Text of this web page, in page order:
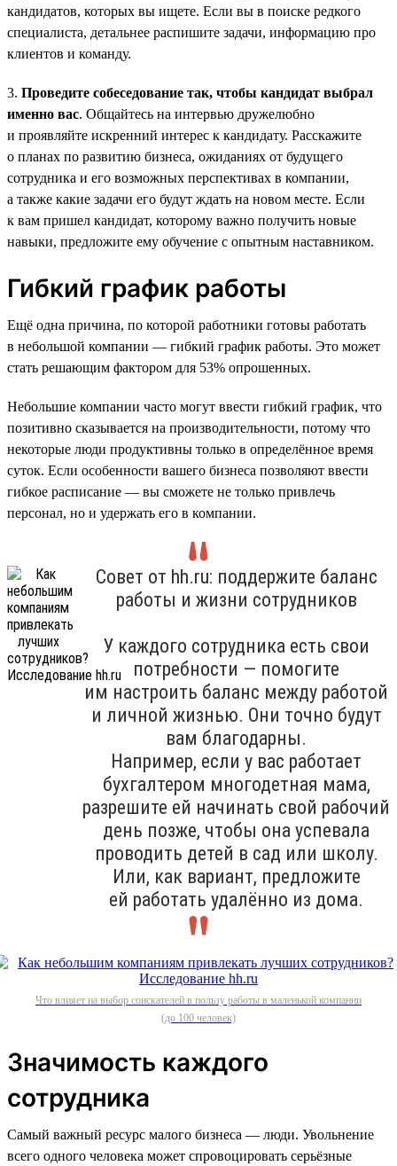
кандидатов, которых вы ищете. Если вы в поиске редкого
специалиста, детальнее распишите задачи, информацию про
клиентов и команду.
3. Проведите собеседование так, чтобы кандидат выбрал
именно вас. Общайтесь на интервью дружелюбно
и проявляйте искренний интерес к кандидату. Расскажите
о планах по развитию бизнеса, ожиданиях от будущего
сотрудника и его возможных перспективах в компании,
а также какие задачи его будут ждать на новом месте. Если
к вам пришел кандидат, которому важно получить новые
навыки, предложите ему обучение с опытным наставником.
Гибкий график работы
Ещё одна причина, по которой работники готовы работать
в небольшой компании — гибкий график работы. Это может
стать решающим фактором для 53% опрошенных.
Небольшие компании часто могут ввести гибкий график, что
позитивно сказывается на производительности, потому что
некоторые люди продуктивны только в определённое время
суток. Если особенности вашего бизнеса позволяют ввести
гибкое расписание — вы сможете не только привлечь
персонал, но и удержать его в компании.
Совет от hh.ru: поддержите баланс
работы и жизни сотрудников
У каждого сотрудника есть свои
потребности — помогите
им настроить баланс между работой
и личной жизнью. Они точно будут
вам благодарны.
Например, если у вас работает
бухгалтером многодетная мама,
разрешите ей начинать свой рабочий
день позже, чтобы она успевала
проводить детей в сад или школу.
Или, как вариант, предложите
ей работать удалённо из дома.
Что влияет на выбор соискателей в пользу работы в маленькой компании
(до 100 человек)
Значимость каждого
сотрудника
Самый важный ресурс малого бизнеса — люди. Увольнение
всего одного человека может спровоцировать серьёзные